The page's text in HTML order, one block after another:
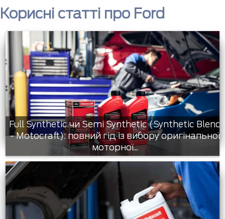
Корисні статті про Ford
Full Synthetic чи Semi Synthetic (Synthetic Blend
- Motocraft): повний гід із вибору оригінальної
моторної...